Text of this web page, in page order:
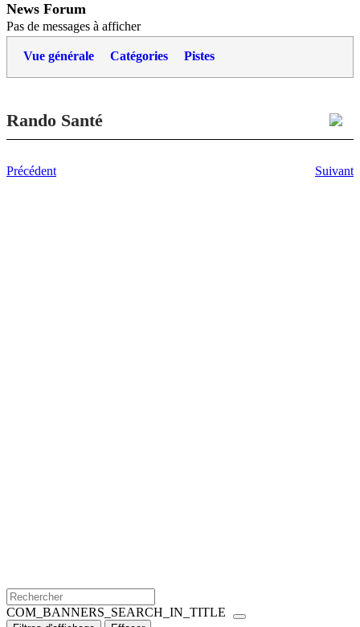
News Forum
Pas de messages à afficher
Vue générale Catégories Pistes
Rando Santé
Précédent Suivant
COM_BANNERS_SEARCH_IN_TITLE